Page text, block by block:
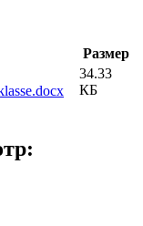
Размер
34.33
КБ